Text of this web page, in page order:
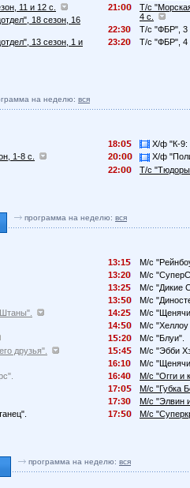
11 и 12 с.
18 сезон, 16
13 сезон, 1 и
21:
Т/с
4 с.
22:3
Т/с "ФБР", 3
23:2
Т/с "ФБР", 4
на неделю: вся
1-8 с.
18:
Х/ф "К-9:
2
:
Х/ф
22:
Т/с
программа на неделю: вся
друзья".
13:1
М/с
13:2
М/с
13:2
М/с "Дикие
13:
М/с
14:2
М/с
14:
М/с "Хеллоу
1
:2
М/с "Блуи".
1
:4
М/с "Эбби
16:1
М/с
16:4
М/с "Огги и
17:
М/с "Губка
17:3
М/с "Элвин
17:
М/с
программа на неделю: вся